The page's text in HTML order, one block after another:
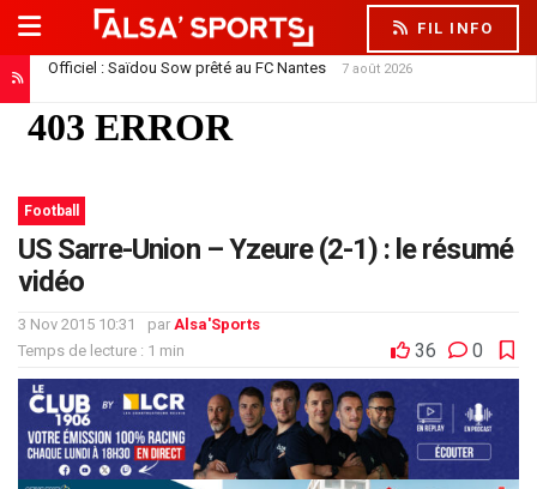
FIL INFO
Officiel : Saïdou Sow prêté au FC Nantes 7 août 2026
Football
US Sarre-Union – Yzeure (2-1) : le résumé
vidéo
3 Nov 2015 10:31 par Alsa'Sports
Temps de lecture : 1 min
36 0